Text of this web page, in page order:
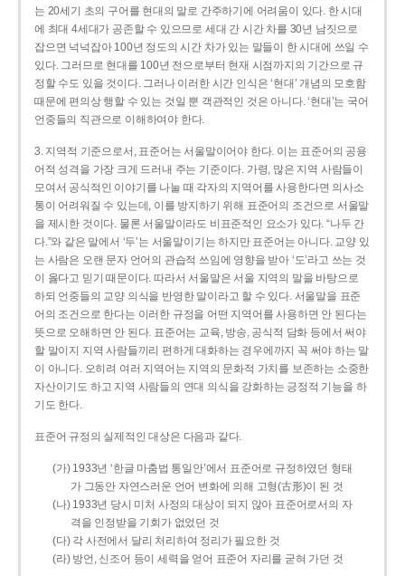
는 20세기 초의 구어를 현대의 말로 간주하기에 어려움이 있다. 한 시대
에 최대 4세대가 공존할 수 있으므로 세대 간 시간 차를 30년 남짓으로
잡으면 넉넉잡아 100년 정도의 시간 차가 있는 말들이 한 시대에 쓰일 수
있다. 그러므로 현대를 100년 전으로부터 현재 시점까지의 기간으로 규
정할 수도 있을 것이다. 그러나 이러한 시간 인식은 ‘현대’ 개념의 모호함
때문에 편의상 행할 수 있는 것일 뿐 객관적인 것은 아니다. ‘현대’는 국어
언중들의 직관으로 이해하여야 한다.
3. 지역적 기준으로서, 표준어는 서울말이어야 한다. 이는 표준어의 공용
어적 성격을 가장 크게 드러내 주는 기준이다. 가령, 많은 지역 사람들이
모여서 공식적인 이야기를 나눌 때 각자의 지역어를 사용한다면 의사소
통이 어려워질 수 있는데, 이를 방지하기 위해 표준어의 조건으로 서울말
을 제시한 것이다. 물론 서울말이라도 비표준적인 요소가 있다. “나두 간
다.”와 같은 말에서 ‘두’는 서울말이기는 하지만 표준어는 아니다. 교양 있
는 사람은 오랜 문자 언어의 관습적 쓰임에 영향을 받아 ‘도’라고 쓰는 것
이 옳다고 믿기 때문이다. 따라서 서울말은 서울 지역의 말을 바탕으로
하되 언중들의 교양 의식을 반영한 말이라고 할 수 있다. 서울말을 표준
어의 조건으로 한다는 이러한 규정을 어떤 지역어를 사용하면 안 된다는
뜻으로 오해하면 안 된다. 표준어는 교육, 방송, 공식적 담화 등에서 써야
할 말이지 지역 사람들끼리 편하게 대화하는 경우에까지 꼭 써야 하는 말
이 아니다. 오히려 여러 지역어는 지역의 문화적 가치를 보존하는 소중한
자산이기도 하고 지역 사람들의 연대 의식을 강화하는 긍정적 기능을 하
기도 한다.
표준어 규정의 실제적인 대상은 다음과 같다.
(가) 1933년 ‘한글 마춤법 통일안’에서 표준어로 규정하였던 형태
가 그동안 자연스러운 언어 변화에 의해 고형(古形)이 된 것
(나) 1933년 당시 미처 사정의 대상이 되지 않아 표준어로서의 자
격을 인정받을 기회가 없었던 것
(다) 각 사전에서 달리 처리하여 정리가 필요한 것
(라) 방언, 신조어 등이 세력을 얻어 표준어 자리를 굳혀 가던 것